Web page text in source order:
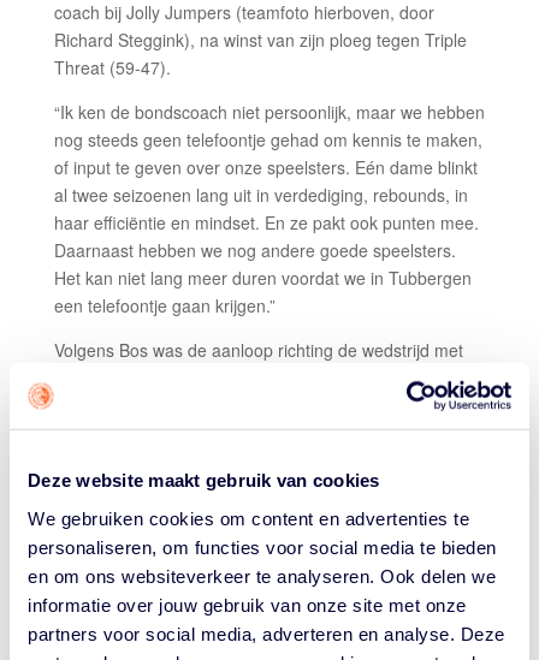
Deze website maakt gebruik van cookies
We gebruiken cookies om content en advertenties te
personaliseren, om functies voor social media te bieden
en om ons websiteverkeer te analyseren. Ook delen we
informatie over jouw gebruik van onze site met onze
partners voor social media, adverteren en analyse. Deze
coach bij Jolly Jumpers (teamfoto hierboven, door
Richard Steggink), na winst van zijn ploeg tegen Triple
Threat (59-47).
“Ik ken de bondscoach niet persoonlijk, maar we hebben
nog steeds geen telefoontje gehad om kennis te maken,
of input te geven over onze speelsters. Eén dame blinkt
al twee seizoenen lang uit in verdediging, rebounds, in
haar efficiëntie en mindset. En ze pakt ook punten mee.
Daarnaast hebben we nog andere goede speelsters.
Het kan niet lang meer duren voordat we in Tubbergen
een telefoontje gaan krijgen.”
Volgens Bos was de aanloop richting de wedstrijd met
omstandigheden was afgelopen week ‘de meest heftige
week van het seizoen’, aldus de assistent-coach. “Dat
wijze af te ronden is fantastisch.”
Anke Rikhof was met 12 punten topscorer voor Jolly
Jumpers, gevolgd door Jade Brughuis met 10 punten.
Bij Triple Threat scoorden Roos Warmenhoven, Lois
Vrolijk en Ilse de Vries alle drie 7 punten.